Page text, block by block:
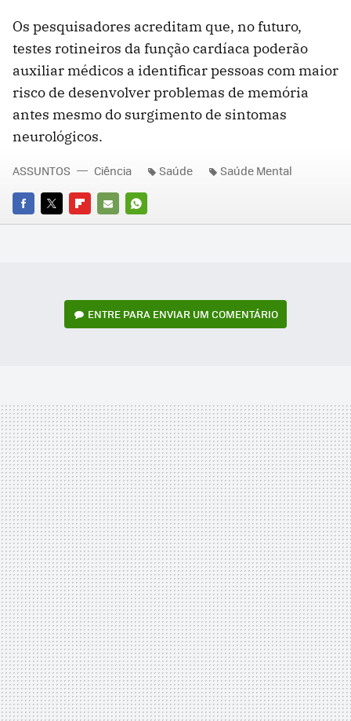
Os pesquisadores acreditam que, no futuro,
testes rotineiros da função cardíaca poderão
auxiliar médicos a identificar pessoas com maior
risco de desenvolver problemas de memória
antes mesmo do surgimento de sintomas
neurológicos.
FACEBOOK
TWITTERFLIPBOARD
E-
WHATSAPP
ASSUNTOS Ciência Saúde Saúde Mental
ENTRE PARA ENVIAR UM COMENTÁRIO